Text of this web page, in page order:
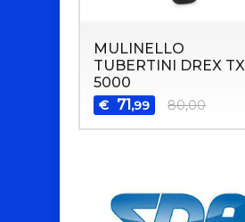
MULINELLO
TUBERTINI DREX TX
5000
€ 71,99 80,00